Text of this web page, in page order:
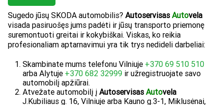
Sugedo jūsų SKODA automobilis? AutoservisasAutovela
visada pasiruošęs jums padėti ir jūsų transporto priemonę
suremontuoti greitai ir kokybiškai. Viskas, ko reikia
profesionaliam aptarnavimui yra tik trys nedideli darbeliai:
Skambinate mums telefonu Vilniuje +370 69 510 510
arba Alytuje +370 682 32999 ir užregistruojate savo
automobilį apžiūrai.
Atvežate automobilį į AutoservisasAutovela
J.Kubiliaus g. 16, Vilniuje arba Kauno g.3-1, Miklusėnai,